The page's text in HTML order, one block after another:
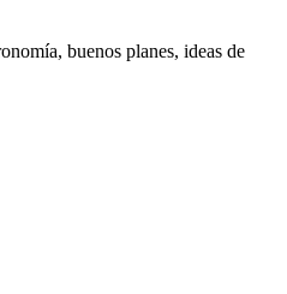
buenos planes, ideas de